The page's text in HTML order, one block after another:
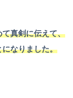
真剣に伝えて、
なりました。